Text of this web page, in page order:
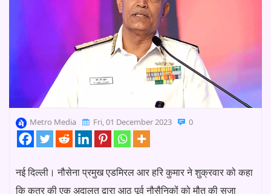
Metro Media Fri, 01 December 2023 0
नई दिल्ली। नौसेना प्रमुख एडमिरल आर हरि कुमार ने शुक्रवार को कहा
कि कतर की एक अदालत द्वारा आठ पूर्व नौसैनिकों को मौत की सजा